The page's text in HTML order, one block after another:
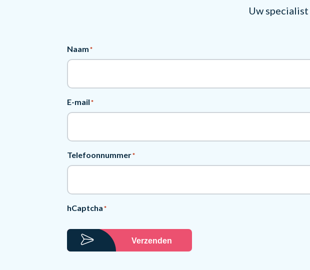
Uw specialist
Naam *
E-mail *
Telefoonnummer*
hCaptcha *
Verzenden